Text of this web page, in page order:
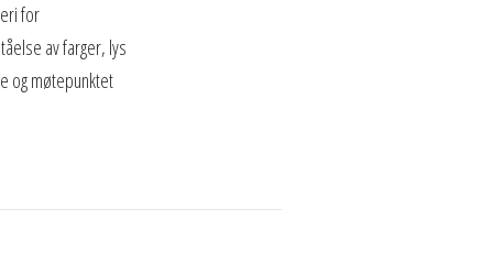
for
av farger, lys
og møtepunktet